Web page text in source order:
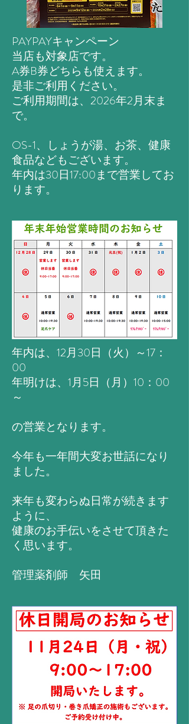
PAYPAYキャンペーン
当店も対象店です。
A券B券どちらも使えます。
是非ご利用ください。
ご利用期間は、2026年2月末ま
で。
OS-1、しょうが湯、お茶、健康
食品などもございます。
​年内は30日17:00まで営業してお
ります。
年内は、12月30日（火）～17：
00
年明けは、1月5日（月）10：00
～
の営業となります。
今年も一年間大変お世話になり
ました。
来年も変わらぬ日常が続きます
ように、
健康のお手伝いをさせて頂きた
く思います。
​管理薬剤師 矢田